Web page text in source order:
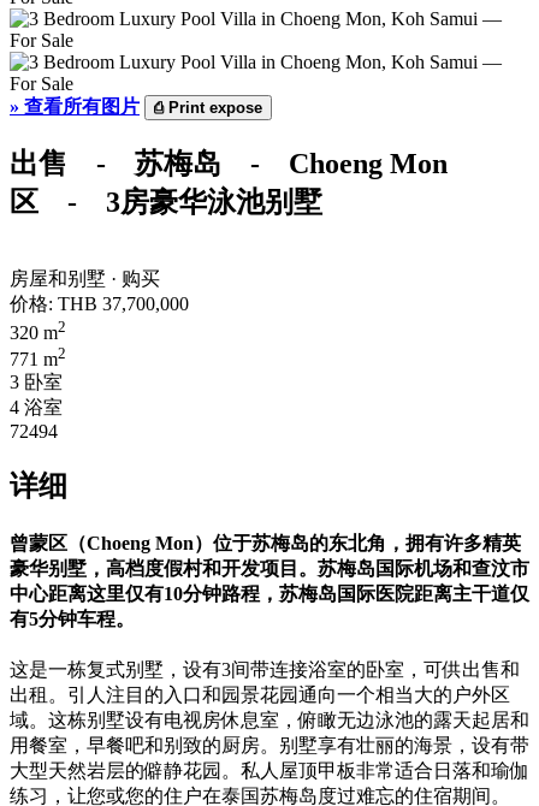
» 查看所有图片 ⎙Print expose
出售 - 苏梅岛 - Choeng Mon
区 - 3房豪华泳池别墅
房屋和别墅 · 购买
价格: THB 37,700,000
320 m2
771 m2
3 卧室
4 浴室
72494
详细
曾蒙区（Choeng Mon）位于苏梅岛的东北角，拥有许多精英
豪华别墅，高档度假村和开发项目。苏梅岛国际机场和查汶市
中心距离这里仅有10分钟路程，苏梅岛国际医院距离主干道仅
有5分钟车程。
这是一栋复式别墅，设有3间带连接浴室的卧室，可供出售和
出租。引人注目的入口和园景花园通向一个相当大的户外区
域。这栋别墅设有电视房休息室，俯瞰无边泳池的露天起居和
用餐室，早餐吧和别致的厨房。别墅享有壮丽的海景，设有带
大型天然岩层的僻静花园。私人屋顶甲板非常适合日落和瑜伽
练习，让您或您的住户在泰国苏梅岛度过难忘的住宿期间。